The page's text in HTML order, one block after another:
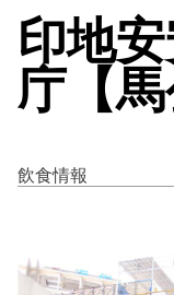
当サイトについて
サイトマップ
English
印地
庁【馬
飲食情報